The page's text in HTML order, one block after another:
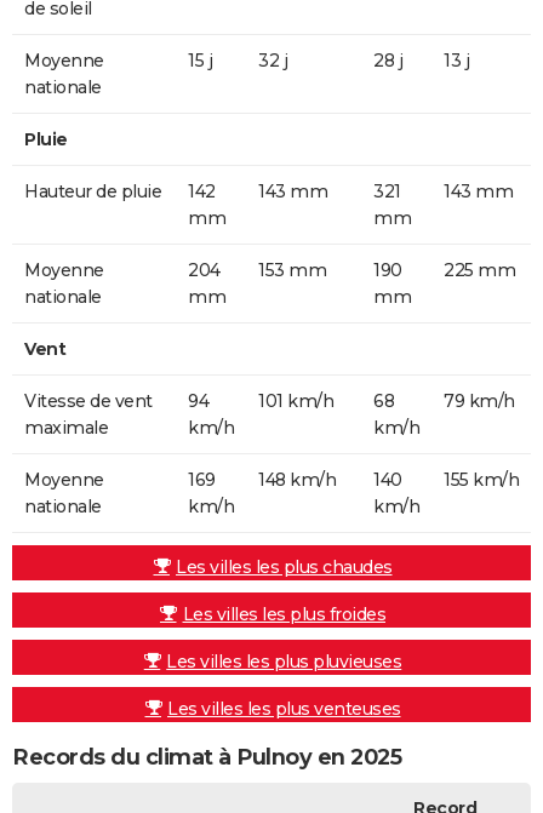
de soleil
Moyenne
nationale
15 j 32 j 28 j 13 j
Pluie
Hauteur de pluie
142
mm
143 mm
321
mm
143 mm
Moyenne
nationale
204
mm
153 mm
190
mm
225 mm
Vent
Vitesse de vent
maximale
94
km/h
101 km/h
68
km/h
79 km/h
Moyenne
nationale
169
km/h
148 km/h
140
km/h
155 km/h
Les villes les plus chaudes
Les villes les plus froides
Les villes les plus pluvieuses
Les villes les plus venteuses
Records du climat à Pulnoy en 2025
Record